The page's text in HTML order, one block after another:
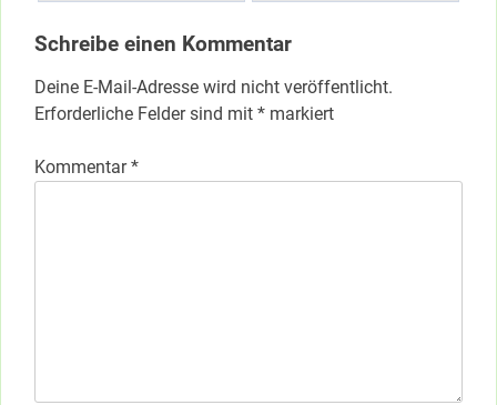
Schreibe einen Kommentar
Deine E-Mail-Adresse wird nicht veröffentlicht.
Erforderliche Felder sind mit * markiert
Kommentar*